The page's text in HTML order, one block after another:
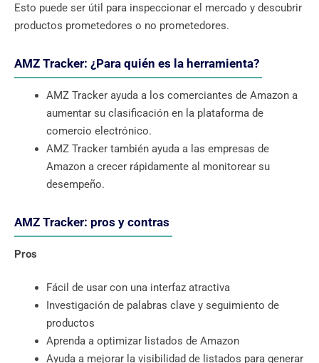
Esto puede ser útil para inspeccionar el mercado y descubrir
productos prometedores o no prometedores.
AMZ Tracker: ¿Para quién es la herramienta?
AMZ Tracker ayuda a los comerciantes de Amazon a
aumentar su clasificación en la plataforma de
comercio electrónico.
AMZ Tracker también ayuda a las empresas de
Amazon a crecer rápidamente al monitorear su
desempeño.
AMZ Tracker: pros y contras
Pros
Fácil de usar con una interfaz atractiva
Investigación de palabras clave y seguimiento de
productos
Aprenda a optimizar listados de Amazon
Ayuda a mejorar la visibilidad de listados para generar